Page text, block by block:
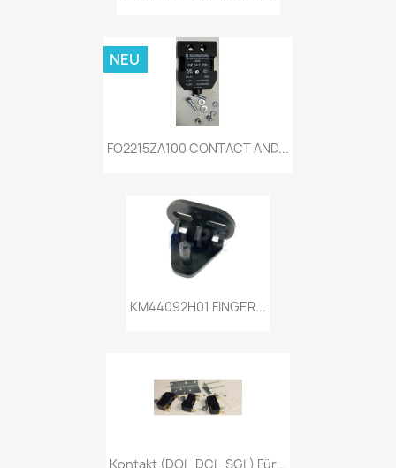
FO2215ZA100 CONTACT AND...
NEU
KM44092H01 FINGER...
Kontakt (DOL-DCL-SGL) Für...